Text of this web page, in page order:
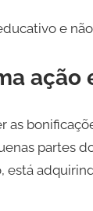
e
ação
as
partes
está